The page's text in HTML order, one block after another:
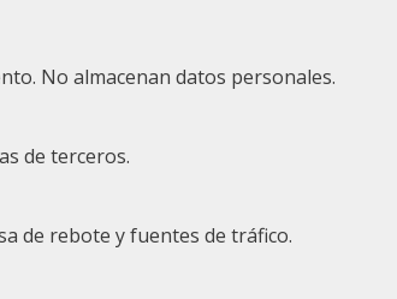
No almacenan datos personales.
de terceros.
de rebote y fuentes de tráfico.